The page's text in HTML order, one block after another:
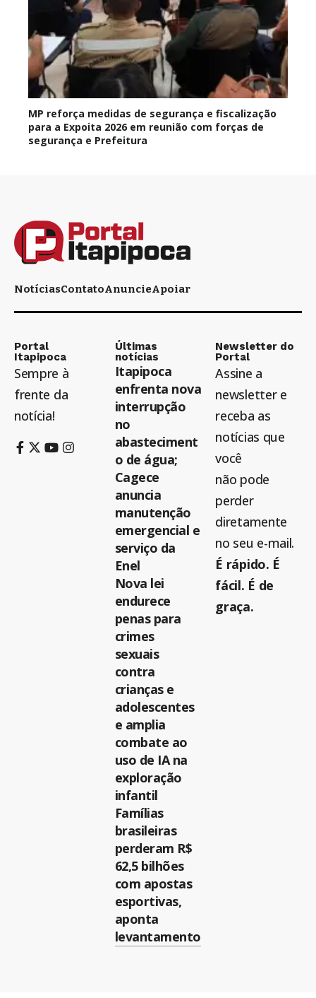
MP reforça medidas de segurança e fiscalização
para a Expoita 2026 em reunião com forças de
segurança e Prefeitura
NotíciasContatoAnuncieApoiar
Portal
Itapipoca
Sempre à
frente da
notícia!
Últimas
notícias
Itapipoca
enfrenta nova
interrupção
no
abasteciment
o de água;
Cagece
anuncia
manutenção
emergencial e
serviço da
Enel
Nova lei
endurece
penas para
crimes
sexuais
contra
crianças e
adolescentes
e amplia
combate ao
uso de IA na
exploração
infantil
Famílias
brasileiras
perderam R$
62,5 bilhões
com apostas
esportivas,
aponta
levantamento
Newsletter do
Portal
Assine a
newsletter e
receba as
notícias que
você
não pode
perder
diretamente
no seu e-mail.
É rápido. É
fácil. É de
graça.